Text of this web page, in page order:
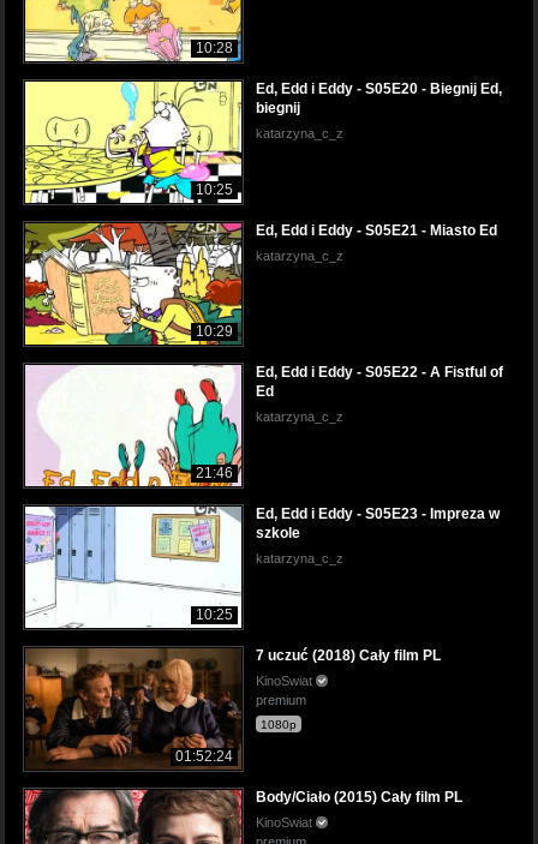
10:28
10:25
Ed, Edd i Eddy - S05E20 - Biegnij Ed,
biegnij
katarzyna_c_z
10:29
Ed, Edd i Eddy - S05E21 - Miasto Ed
katarzyna_c_z
21:46
Ed, Edd i Eddy - S05E22 - A Fistful of
Ed
katarzyna_c_z
10:25
Ed, Edd i Eddy - S05E23 - Impreza w
szkole
katarzyna_c_z
01:52:24
7 uczuć (2018) Cały film PL
KinoSwiat
premium
1080p
Body/Ciało (2015) Cały film PL
KinoSwiat